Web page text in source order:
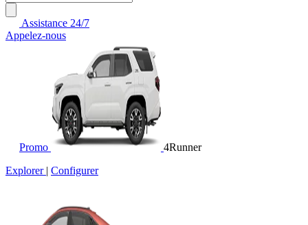
Assistance 24/7
Appelez-nous
Promo
4Runner
Explorer | Configurer